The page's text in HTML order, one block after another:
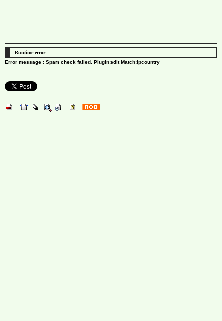
Runtime error
Error message : Spam check failed. Plugin:edit Match:ipcountry